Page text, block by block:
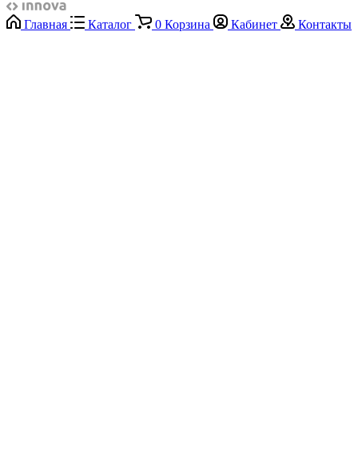
Главная Каталог 0 Корзина Кабинет Контакты